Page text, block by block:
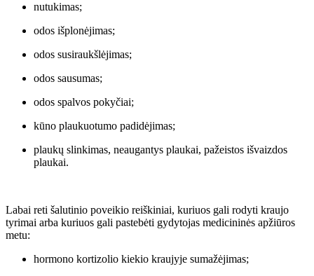
nutukimas;
odos išplonėjimas;
odos susiraukšlėjimas;
odos sausumas;
odos spalvos pokyčiai;
kūno plaukuotumo padidėjimas;
plaukų slinkimas, neaugantys plaukai, pažeistos išvaizdos
plaukai.
Labai reti šalutinio poveikio reiškiniai, kuriuos gali rodyti kraujo
tyrimai arba kuriuos gali pastebėti gydytojas medicininės apžiūros
metu:
hormono kortizolio kiekio kraujyje sumažėjimas;